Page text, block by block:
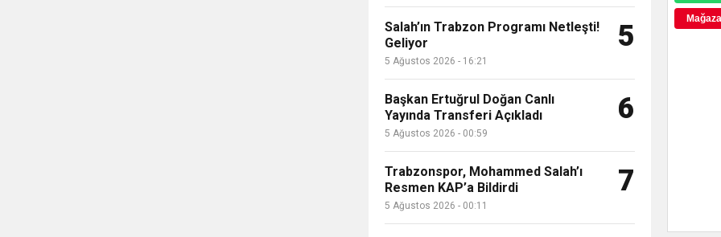
Salah’ın Trabzon Programı Netleşti!
Geliyor
5 Ağustos 2026 - 16:21
5
Başkan Ertuğrul Doğan Canlı
Yayında Transferi Açıkladı
5 Ağustos 2026 - 00:59
6
Trabzonspor, Mohammed Salah’ı
Resmen KAP’a Bildirdi
5 Ağustos 2026 - 00:11
7